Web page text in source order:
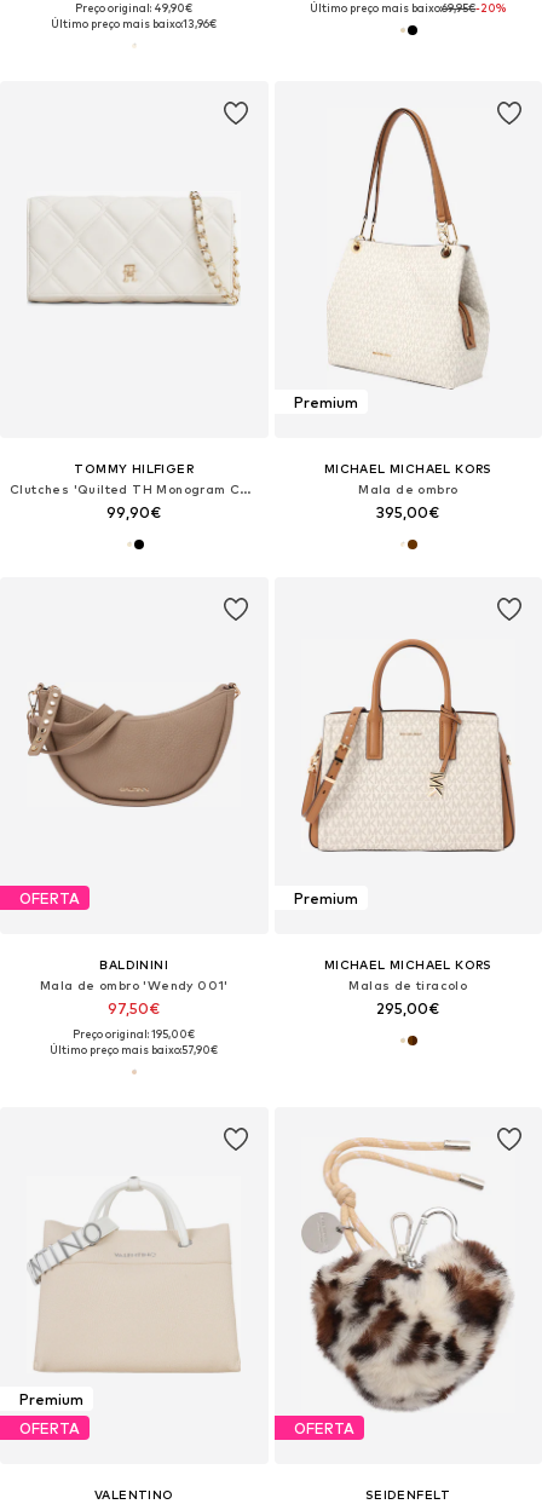
Preço original: 49,90€
Último preço mais baixo:13,96€
Último preço mais baixo:69,95€-20%
TOMMY HILFIGER
Clutches 'Quilted TH Monogram Chain Strap'
99,90€
Premium
MICHAEL MICHAEL KORS
Mala de ombro
395,00€
OFERTA
BALDININI
Mala de ombro 'Wendy 001'
97,50€
Preço original: 195,00€
Último preço mais baixo:57,90€
Premium
MICHAEL MICHAEL KORS
Malas de tiracolo
295,00€
Premium
OFERTA
VALENTINO
OFERTA
SEIDENFELT